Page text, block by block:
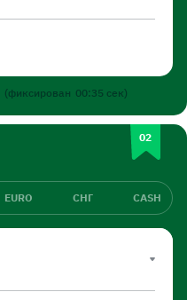
(фиксирован 00:35 сек)
EURO СНГ CASH